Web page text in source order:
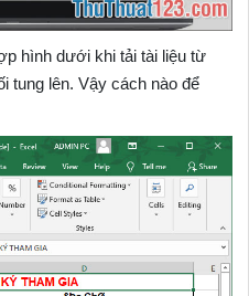
hình dưới khi tải tài liệu từ
tung lên. Vậy cách nào để